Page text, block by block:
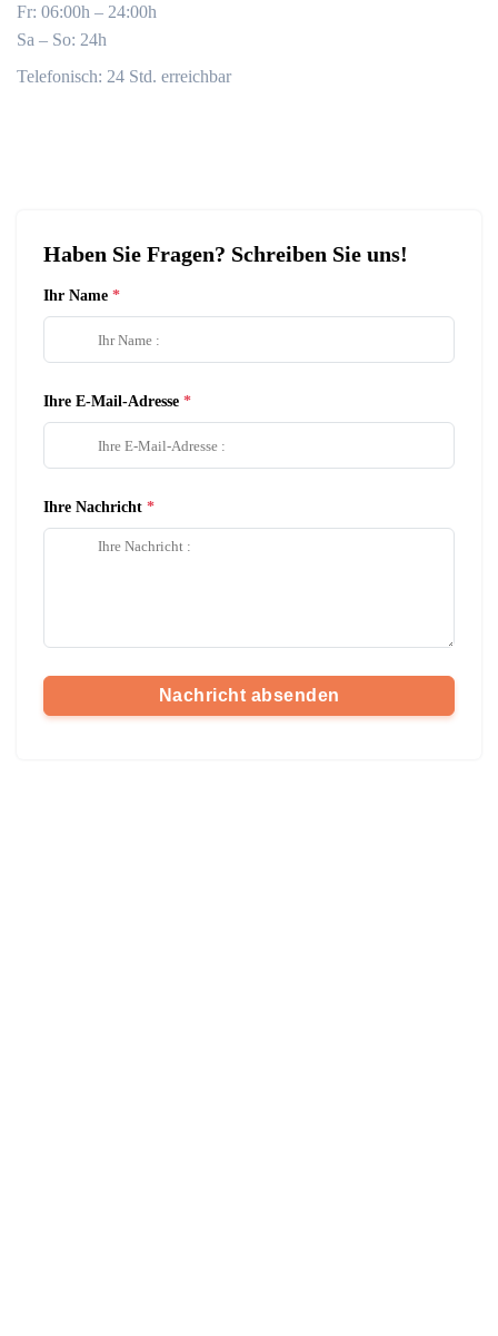
Fr: 06:00h – 24:00h
Sa – So: 24h
Telefonisch: 24 Std. erreichbar
Haben Sie Fragen? Schreiben Sie uns!
Ihr Name
Ihre E-Mail-Adresse
Ihre Nachricht
Nachricht absenden